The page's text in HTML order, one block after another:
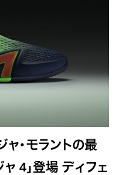
ャ・モラントの最
4」登場 ディフェ